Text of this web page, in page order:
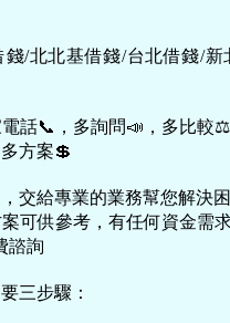
/北北基借錢/台北借錢/新
話📞，多詢問📣，多比較
方案💲
交給專業的業務幫您解決
可供參考，有任何資金需
諮詢
三步驟：